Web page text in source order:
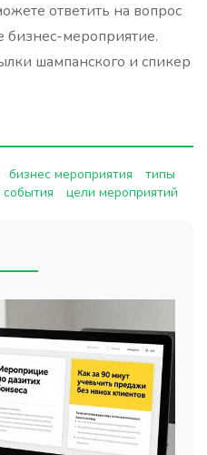
ответить на вопрос
бизнес-мероприятие.
шампанского и спикер
бизнес мероприятия
типы
цели мероприятий